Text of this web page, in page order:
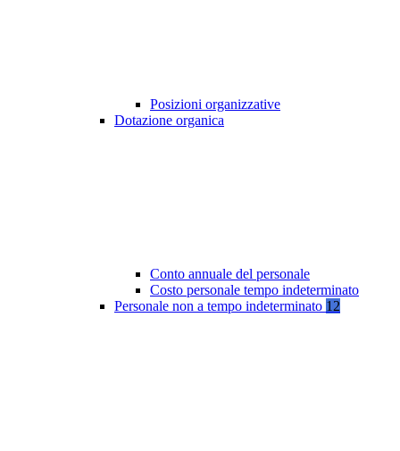
Posizioni organizzative
Dotazione organica
Conto annuale del personale
Costo personale tempo indeterminato
Personale non a tempo indeterminato 12